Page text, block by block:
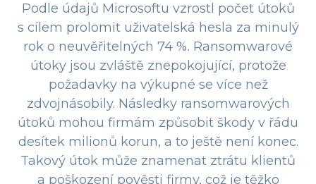
Podle údajů Microsoftu vzrostl počet útoků
s cílem prolomit uživatelská hesla za minulý
rok o neuvěřitelných 74 %. Ransomwarové
útoky jsou zvláště znepokojující, protože
požadavky na výkupné se více než
zdvojnásobily. Následky ransomwarových
útoků mohou firmám způsobit škody v řádu
desítek milionů korun, a to ještě není konec.
Takový útok může znamenat ztrátu klientů
a poškození pověsti firmy, což je těžko